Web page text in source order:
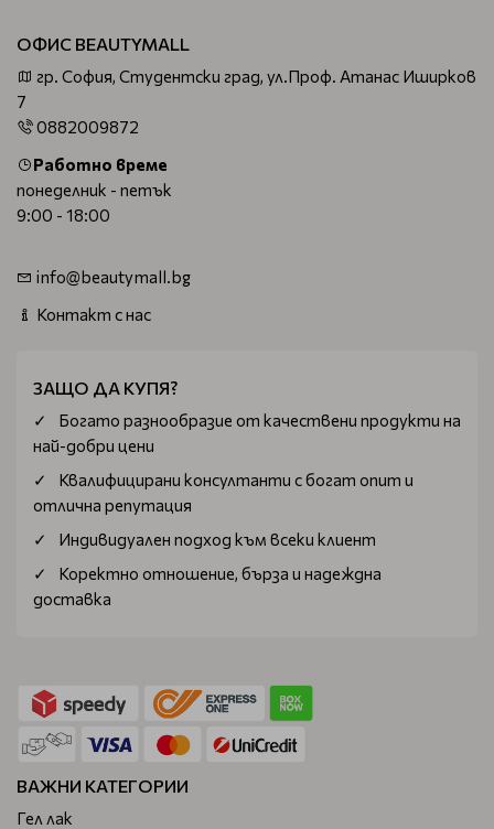
ОФИС BEAUTYMALL
гр. София, Студентски град, ул.Проф. Атанас Иширков
7
0882009872
Работно време
понеделник - петък
9:00 - 18:00
info@beautymall.bg
Контакт с нас
ЗАЩО ДА КУПЯ?
Богатo разнообразие от качествени продукти на
най-добри цени
Квалифицирани консултанти с богат опит и
отлична репутация
Индивидуален подход към всеки клиент
Коректно отношение, бърза и надеждна
доставка
ВАЖНИ КАТЕГОРИИ
Гел лак